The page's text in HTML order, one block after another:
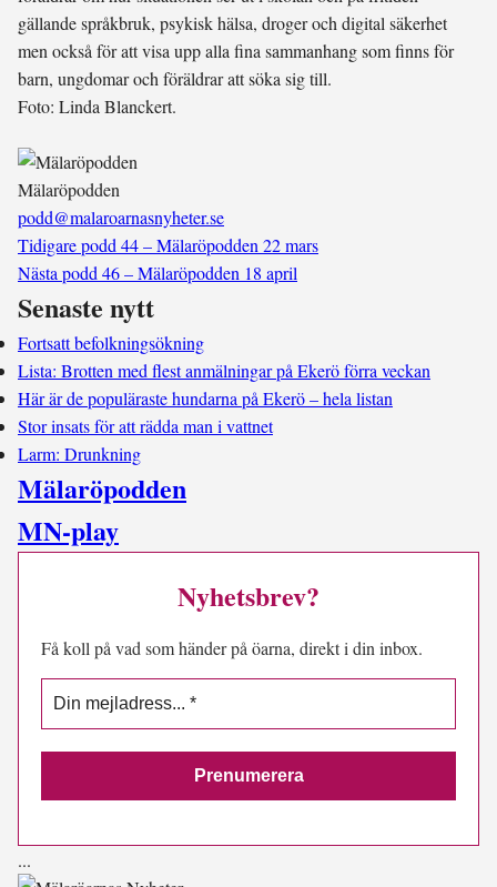
gällande språkbruk, psykisk hälsa, droger och digital säkerhet
men också för att visa upp alla fina sammanhang som finns för
barn, ungdomar och föräldrar att söka sig till.
Foto: Linda Blanckert.
Mälaröpodden
podd@malaroarnasnyheter.se
Tidigare podd 44 – Mälaröpodden 22 mars
Nästa podd 46 – Mälaröpodden 18 april
Senaste nytt
Fortsatt befolkningsökning
Lista: Brotten med flest anmälningar på Ekerö förra veckan
Här är de populäraste hundarna på Ekerö – hela listan
Stor insats för att rädda man i vattnet
Larm: Drunkning
Mälaröpodden
MN-play
Nyhetsbrev?
Få koll på vad som händer på öarna, direkt i din inbox.
...